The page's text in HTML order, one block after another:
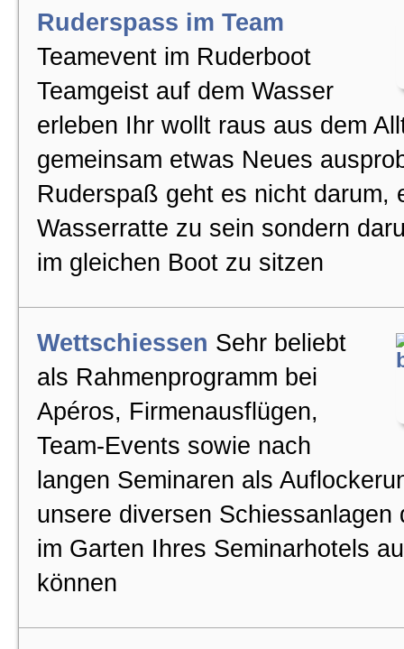
Ruderspass im Team
Teamevent im Ruderboot
Teamgeist auf dem Wasser
erleben Ihr wollt raus aus dem
gemeinsam etwas Neues
Ruderspaß geht es nicht darum,
Wasserratte zu sein sondern
im gleichen Boot zu sitzen
Wettschiessen Sehr beliebt
als Rahmenprogramm bei
Apéros, Firmenausflügen,
Team-Events sowie nach
langen Seminaren als
unsere diversen Schiessanlagen
im Garten Ihres Seminarhotels
können